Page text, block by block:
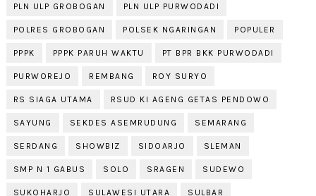
PLN ULP GROBOGAN PLN ULP PURWODADI
POLRES GROBOGAN POLSEK NGARINGAN POPULER
PPPK PPPK PARUH WAKTU PT BPR BKK PURWODADI
PURWOREJO REMBANG ROY SURYO
RS SIAGA UTAMA RSUD KI AGENG GETAS PENDOWO
SAYUNG SEKDES ASEMRUDUNG SEMARANG
SERDANG SHOWBIZ SIDOARJO SLEMAN
SMP N 1 GABUS SOLO SRAGEN SUDEWO
SUKOHARJO SULAWESI UTARA SULBAR